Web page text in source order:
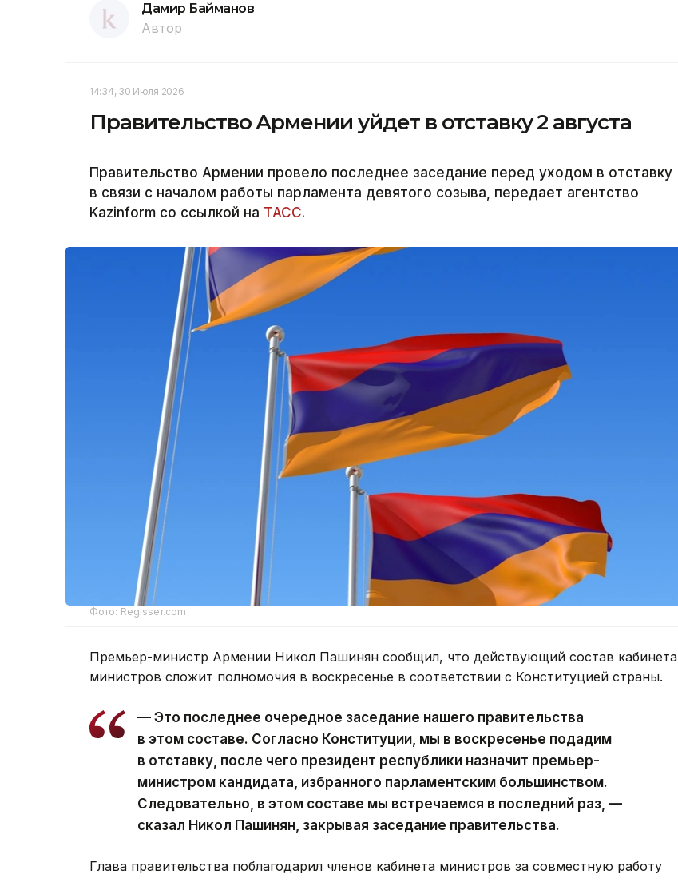
Дамир Байманов
Автор
14:34, 30 Июля 2026
Правительство Армении уйдет в отставку 2 августа
Правительство Армении провело последнее заседание перед уходом в отставку
в связи с началом работы парламента девятого созыва, передает агентство
Kazinform со ссылкой на ТАСС.
Фото: Regisser.com
Премьер-министр Армении Никол Пашинян сообщил, что действующий состав кабинета
министров сложит полномочия в воскресенье в соответствии с Конституцией страны.
— Это последнее очередное заседание нашего правительства
в этом составе. Согласно Конституции, мы в воскресенье подадим
в отставку, после чего президент республики назначит премьер-
министром кандидата, избранного парламентским большинством.
Следовательно, в этом составе мы встречаемся в последний раз, —
сказал Никол Пашинян, закрывая заседание правительства.
Глава правительства поблагодарил членов кабинета министров за совместную работу